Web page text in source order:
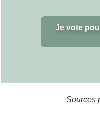
Je vote
Sources